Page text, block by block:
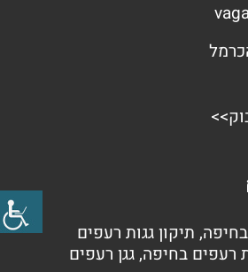
, תיקון גגות רעפים
רעפים בחיפה,גגן רעפים